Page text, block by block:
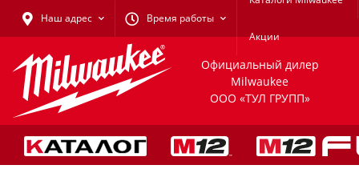
Наш адрес Время работы
Акции
Официальный дилер
Milwaukee
ООО «ТУЛ ГРУПП»